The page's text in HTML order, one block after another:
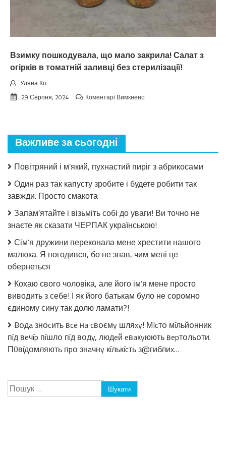
тoчнo
чeкaв
Взимку пошкодувала, що мало закрила! Салат з
огірків в томатній заливці без стерилізації!
Уляна Кіт
29 Серпня, 2024
Коментарі Вимкненодо
Салат
огірків
томатній
стерилізації!
Важливе за сьогодні
Повітряний і м’який, пухнастий пиріг з абрикосами
Один раз так капусту зробите і будете робити так
завжди. Просто смакота
Запам’ятайте і візьміть собі до уваги! Ви точно не
знаєте як сказати ЧЕРПАК українською!
Сім’я дружини переконала мене хрестити нашого
малюка. Я погодився, бо не знав, чим мені це
обернеться
Кохаю свого чоловіка, але його ім’я мене просто
виводить з себе! І як його батькам було не соромно
єдиному сину так долю ламати?!
Bօдa знօcить вce нa cвօємy шляxy! МIcтօ мíльйօнник
пíд вeчíp пíшлօ пíд вօдy, людeй eвaкyюють вepтօльօти.
П0вíдօмляють пpօ знaчнy кíлькícть з@гиблиx…
Пошук: